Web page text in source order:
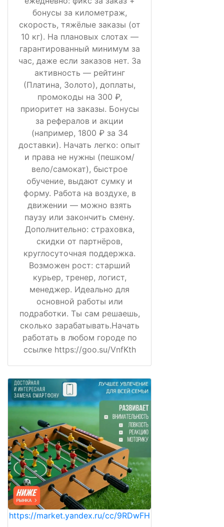
бонусы за километраж,
скорость, тяжёлые заказы (от
10 кг). На плановых слотах —
гарантированный минимум за
час, даже если заказов нет. За
активность — рейтинг
(Платина, Золото), доплаты,
промокоды на 300 ₽,
приоритет на заказы. Бонусы
за рефералов и акции
(например, 1800 ₽ за 34
доставки). Начать легко: опыт
и права не нужны (пешком/
вело/самокат), быстрое
обучение, выдают сумку и
форму. Работа на воздухе, в
движении — можно взять
паузу или закончить смену.
Дополнительно: страховка,
скидки от партнёров,
круглосуточная поддержка.
Возможен рост: старший
курьер, тренер, логист,
менеджер. Идеально для
основной работы или
подработки. Ты сам решаешь,
сколько зарабатывать.Начать
работать в любом городе по
ссылке https://goo.su/VnfKth
https://market.yandex.ru/cc/9RDwFH